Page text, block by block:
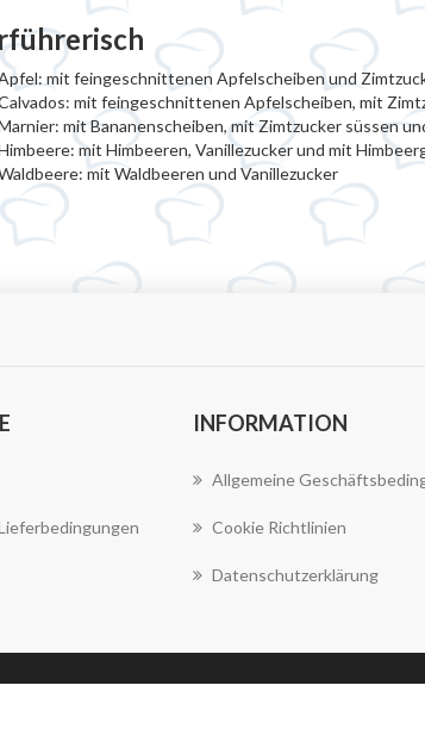
mit feingeschnittenen Apfelscheiben und
mit feingeschnittenen Apfelscheiben, mit
mit Bananenscheiben, mit Zimtzucker süssen
mit Himbeeren, Vanillezucker und mit
mit Waldbeeren und Vanillezucker
INFORMATION
Allgemeine
Cookie Richtlinien
Datenschutzerklärung